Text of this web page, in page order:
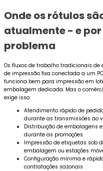
Onde os rótulos
atualmente - e por
problema
Os fluxos de trabalho tradicionais
de impressão fixa conectada a um
funciona bem para impressão em
embalagem dedicada. Mas o
exige isso:
Atendimento rápido de
durante as transmissões ao
Distribuição de embalagens
durante as promoções
Impressão de etiquetas sob
embalagem ou estações
Configuração mínima e
contratações sazonais